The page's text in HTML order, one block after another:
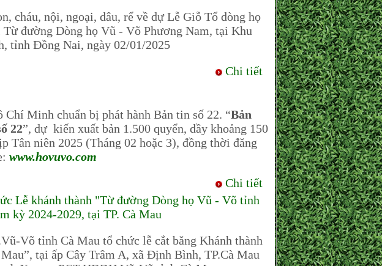
cháu, nội, ngoại, dâu, rể về dự Lễ Giỗ Tổ dòng họ
đường Dòng họ Vũ - Võ Phương Nam, tại Khu
tỉnh Đồng Nai, ngày 02/01/2025
Chi tiết
Minh chuẩn bị phát hành Bản tin số 22. “Bản
22”, dự kiến xuất bản 1.500 quyển, dầy khoảng 150
Tân niên 2025 (Tháng 02 hoặc 3), đồng thời đăng
www.hovuvo.com
Chi tiết
Lễ khánh thành "Từ đường Dòng họ Vũ - Võ tỉnh
kỳ 2024-2029, tại TP. Cà Mau
Võ tỉnh Cà Mau tổ chức lễ cắt băng Khánh thành
tại ấp Cây Trâm A, xã Định Bình, TP.Cà Mau